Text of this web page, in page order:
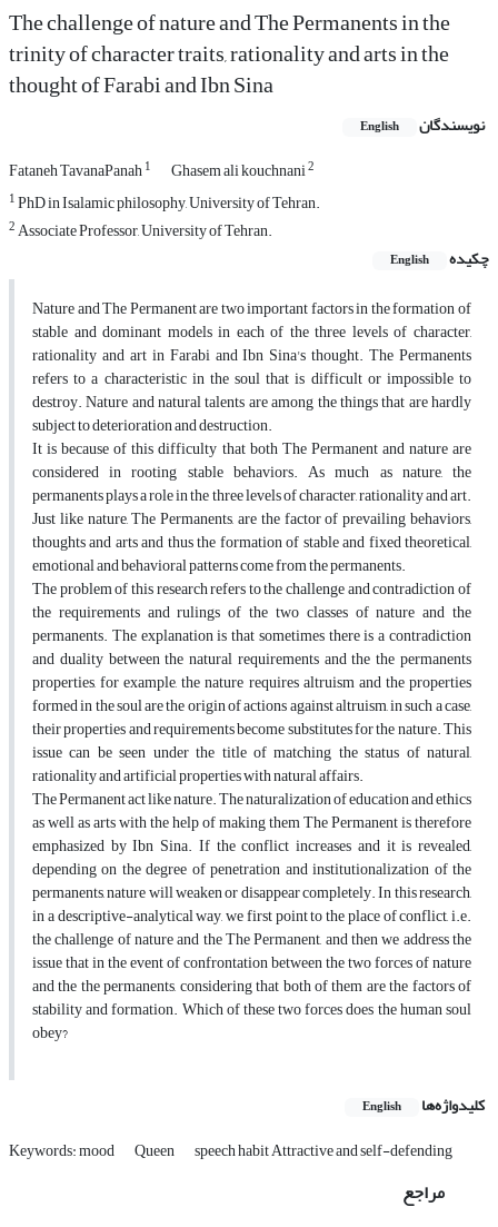
The challenge of nature and The Permanents in the
trinity of character traits, rationality and arts in the
thought of Farabi and Ibn Sina
نویسندگان English
Fataneh TavanaPanah1 Ghasem ali kouchnani2
1PhD in Isalamic philosophy, University of Tehran.
2Associate Professor, University of Tehran.
چکیده
English
Nature and The Permanent are two important factors in the formation of
stable and dominant models in each of the three levels of character,
rationality and art in Farabi and Ibn Sina's thought. The Permanents
refers to a characteristic in the soul that is difficult or impossible to
destroy. Nature and natural talents are among the things that are hardly
subject to deterioration and destruction.
It is because of this difficulty that both The Permanent and nature are
considered in rooting stable behaviors. As much as nature, the
permanents plays a role in the three levels of character, rationality and art.
Just like nature, The Permanents, are the factor of prevailing behaviors,
thoughts and arts and thus the formation of stable and fixed theoretical,
emotional and behavioral patterns come from the permanents.
The problem of this research refers to the challenge and contradiction of
the requirements and rulings of the two classes of nature and the
permanents. The explanation is that sometimes there is a contradiction
and duality between the natural requirements and the the permanents
properties, for example, the nature requires altruism and the properties
formed in the soul are the origin of actions against altruism, in such a case,
their properties and requirements become substitutes for the nature. This
issue can be seen under the title of matching the status of natural,
rationality and artificial properties with natural affairs.
The Permanent act like nature. The naturalization of education and ethics
as well as arts with the help of making them The Permanent is therefore
emphasized by Ibn Sina. If the conflict increases and it is revealed,
depending on the degree of penetration and institutionalization of the
permanents, nature will weaken or disappear completely. In this research,
in a descriptive-analytical way, we first point to the place of conflict, i.e.
the challenge of nature and the The Permanent, and then we address the
issue that in the event of confrontation between the two forces of nature
and the the permanents, considering that both of them are the factors of
stability and formation. Which of these two forces does the human soul
obey?
کلیدواژه‌ها English
Keywords: mood Queen speech habit Attractive and self-defending
مراجع